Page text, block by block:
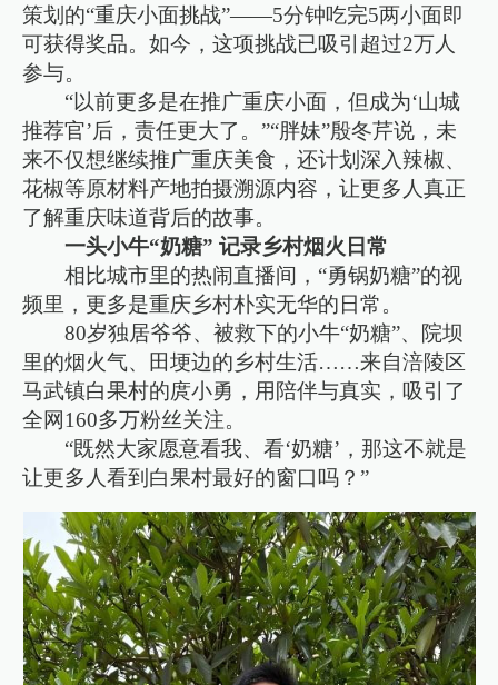
策划的“重庆小面挑战”——5分钟吃完5两小面即
可获得奖品。如今，这项挑战已吸引超过2万人
参与。
“以前更多是在推广重庆小面，但成为‘山城
推荐官’后，责任更大了。”“胖妹”殷冬芹说，未
来不仅想继续推广重庆美食，还计划深入辣椒、
花椒等原材料产地拍摄溯源内容，让更多人真正
了解重庆味道背后的故事。
一头小牛“奶糖” 记录乡村烟火日常
相比城市里的热闹直播间，“勇锅奶糖”的视
频里，更多是重庆乡村朴实无华的日常。
80岁独居爷爷、被救下的小牛“奶糖”、院坝
里的烟火气、田埂边的乡村生活……来自涪陵区
马武镇白果村的庹小勇，用陪伴与真实，吸引了
全网160多万粉丝关注。
“既然大家愿意看我、看‘奶糖’，那这不就是
让更多人看到白果村最好的窗口吗？”